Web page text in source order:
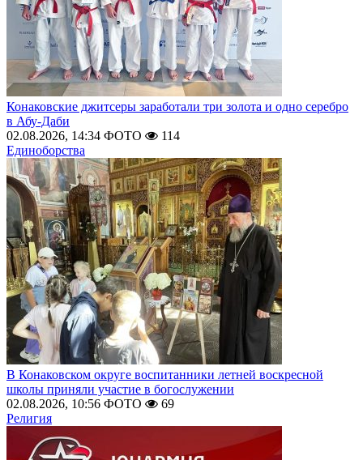
Конаковские джитсеры заработали три золота и одно серебро
в Абу-Даби
02.08.2026, 14:34 ФОТО
114
Единоборства
В Конаковском округе воспитанники летней воскресной
школы приняли участие в богослужении
02.08.2026, 10:56 ФОТО
69
Религия